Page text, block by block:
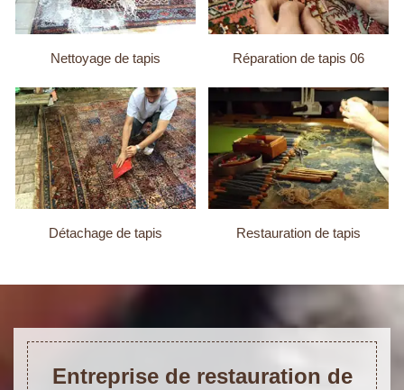
Nettoyage de tapis Réparation de tapis 06
Détachage de tapis Restauration de tapis
Entreprise de restauration de